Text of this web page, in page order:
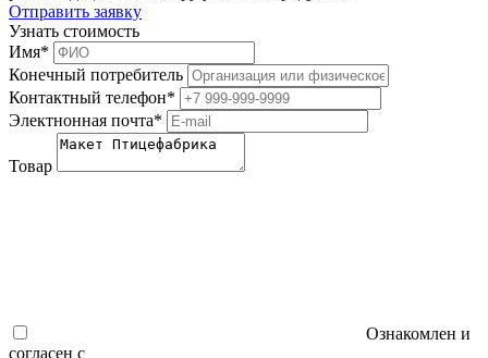
Отправить заявку
Узнать стоимость
Имя*
Конечный потребитель
Контактный телефон*
Электнонная почта*
Товар
Ознакомлен и
согласен с